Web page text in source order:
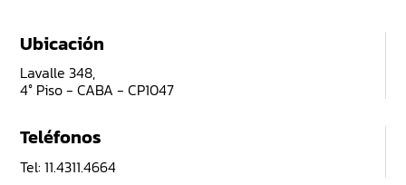
Ubicación
Lavalle 348,
4° Piso - CABA - CP1047
Teléfonos
Tel: 11.4311.4664